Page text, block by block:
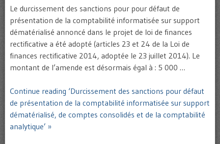
Le durcissement des sanctions pour pour défaut de
présentation de la comptabilité informatisée sur support
dématérialisé annoncé dans le projet de loi de finances
rectificative a été adopté (articles 23 et 24 de la Loi de
finances rectificative 2014, adoptée le 23 juillet 2014). Le
montant de l’amende est désormais égal à : 5 000 …
Continue reading ‘Durcissement des sanctions pour défaut
de présentation de la comptabilité informatisée sur support
dématérialisé, de comptes consolidés et de la comptabilité
analytique’ »